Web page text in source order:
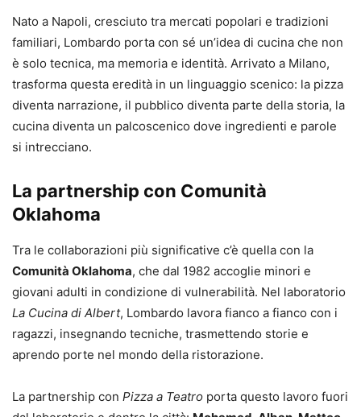
Nato a Napoli, cresciuto tra mercati popolari e tradizioni
familiari, Lombardo porta con sé un’idea di cucina che non
è solo tecnica, ma memoria e identità. Arrivato a Milano,
trasforma questa eredità in un linguaggio scenico: la pizza
diventa narrazione, il pubblico diventa parte della storia, la
cucina diventa un palcoscenico dove ingredienti e parole
si intrecciano.
La partnership con Comunità
Oklahoma
Tra le collaborazioni più significative c’è quella con la
Comunità Oklahoma, che dal 1982 accoglie minori e
giovani adulti in condizione di vulnerabilità. Nel laboratorio
La Cucina di Albert, Lombardo lavora fianco a fianco con i
ragazzi, insegnando tecniche, trasmettendo storie e
aprendo porte nel mondo della ristorazione.
La partnership con Pizza a Teatro porta questo lavoro fuori